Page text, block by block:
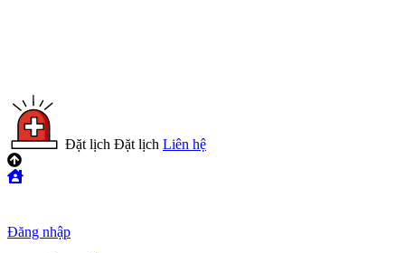
Đặt lịch Đặt lịch Liên hệ
Đăng nhập